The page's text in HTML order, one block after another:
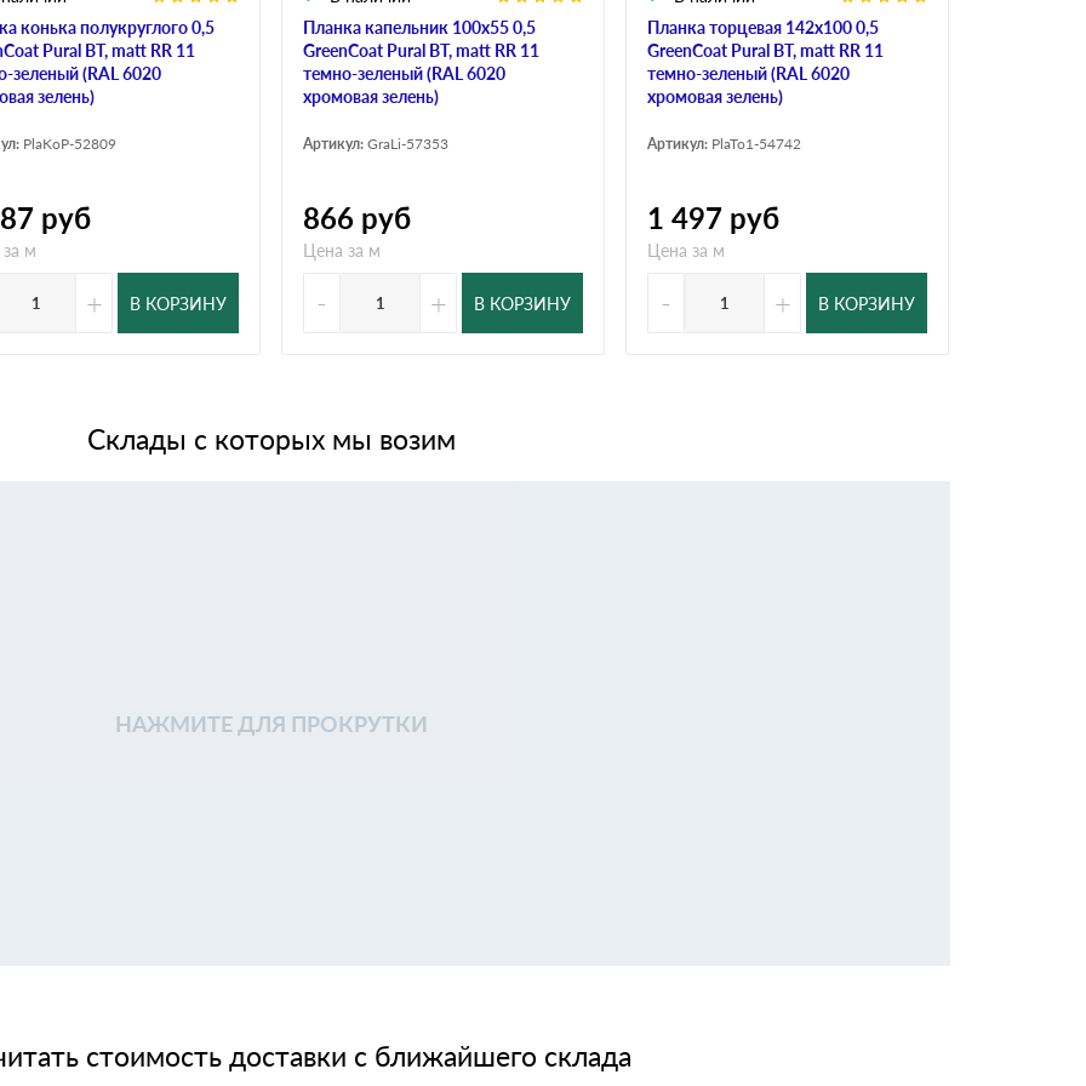
конька полукруглого 0,5
Pural BT, matt RR 11
зеленый (RAL 6020
зелень)
PlaKoP-52809
руб
м
+ В КОРЗИНУ
Планка капельник 100х55 0,5
GreenCoat Pural BT, matt RR 11
темно-зеленый (RAL 6020
хромовая зелень)
Артикул: GraLi-57353
866 руб
Цена за м
- + В КОРЗИНУ
Планка торцевая 142х100 0,5
GreenCoat Pural BT, matt RR 11
темно-зеленый (RAL 6020
хромовая зелень)
Артикул: PlaTo1-54742
1 497 руб
Цена за м
- + В КОРЗИНУ
Склады с которых мы возим
НАЖМИТЕ ДЛЯ ПРОКРУТКИ
стоимость доставки с ближайшего склада